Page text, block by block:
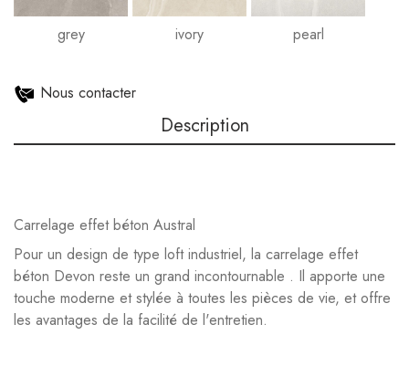
grey ivory pearl
Nous contacter
Description
Carrelage effet béton Austral
Pour un design de type loft industriel, la carrelage effet
béton Devon reste un grand incontournable . Il apporte une
touche moderne et stylée à toutes les pièces de vie, et offre
les avantages de la facilité de l'entretien.